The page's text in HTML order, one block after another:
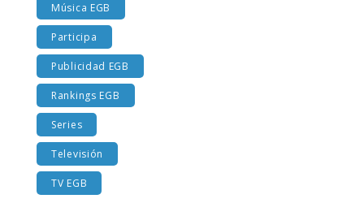
Música EGB
Participa
Publicidad EGB
Rankings EGB
Series
Televisión
TV EGB